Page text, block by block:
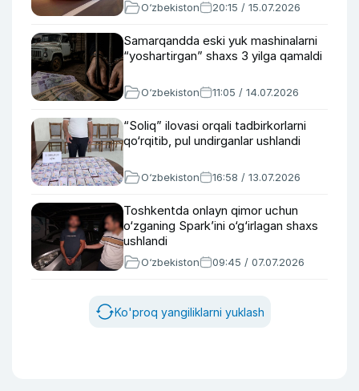
O‘zbekiston 20:15 / 15.07.2026
Samarqandda eski yuk mashinalarni
“yoshartirgan” shaxs 3 yilga qamaldi
O‘zbekiston 11:05 / 14.07.2026
“Soliq” ilovasi orqali tadbirkorlarni
qo‘rqitib, pul undirganlar ushlandi
O‘zbekiston 16:58 / 13.07.2026
Toshkentda onlayn qimor uchun
o‘zganing Spark’ini o‘g‘irlagan shaxs
ushlandi
O‘zbekiston 09:45 / 07.07.2026
Ko'proq yangiliklarni yuklash